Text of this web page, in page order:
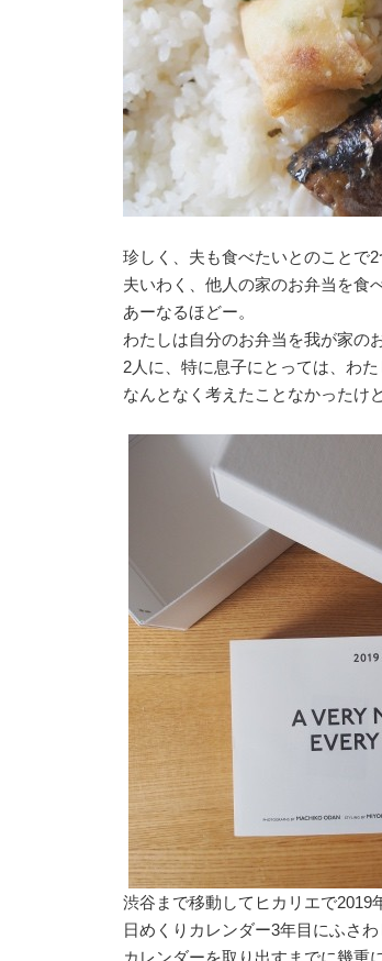
珍しく、夫も食べたいとのことで
夫いわく、他人の家のお弁当を食
あーなるほどー。
わたしは自分のお弁当を我が家の
2人に、特に息子にとっては、わ
なんとなく考えたことなかったけ
渋谷まで移動してヒカリエで2019
日めくりカレンダー3年目にふさ
カレンダーを取り出すまでに幾重